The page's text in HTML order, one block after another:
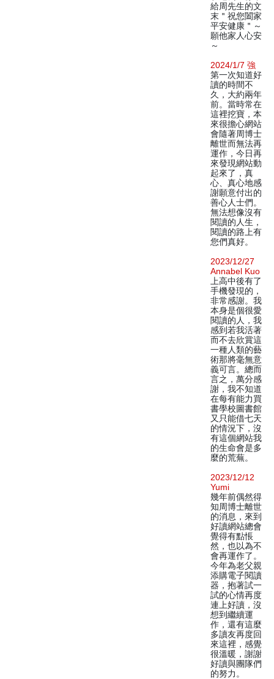
給周先生的文
末＂祝您闔家
平安健康＂～
願他家人心安
～
2024/1/7 強
第一次知道好
讀的時間不
久，大約兩年
前。當時常在
這裡挖寶，本
來很擔心網站
會隨著周博士
離世而無法再
運作，今日再
來發現網站動
起來了，真
心、真心地感
謝願意付出的
善心人士們。
無法想像沒有
閱讀的人生，
閱讀的路上有
您們真好。
2023/12/27
Annabel Kuo
上高中後有了
手機發現的，
非常感謝。我
本身是個很愛
閱讀的人，我
感到若我活著
而不去欣賞這
一種人類的藝
術那將毫無意
義可言。總而
言之，萬分感
謝，我不知道
在每有能力買
書學校圖書館
又只能借七天
的情況下，沒
有這個網站我
的生命會是多
麼的荒蕪。
2023/12/12
Yumi
幾年前偶然得
知周博士離世
的消息，來到
好讀網站總會
覺得有點悵
然，也以為不
會再運作了。
今年為老父親
添購電子閱讀
器，抱著試一
試的心情再度
連上好讀，沒
想到繼續運
作，還有這麼
多讀友再度回
來這裡，感覺
很溫暖，謝謝
好讀與團隊們
的努力。